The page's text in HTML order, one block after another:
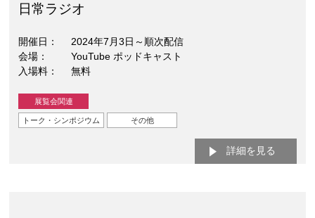
日常ラジオ
開催日
2024年7月3日～順次配信
会場
YouTube ポッドキャスト
入場料
無料
展覧会関連
トーク・シンポジウム その他
詳細を見る